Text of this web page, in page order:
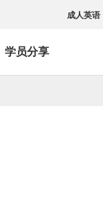
成人英语
学员分享